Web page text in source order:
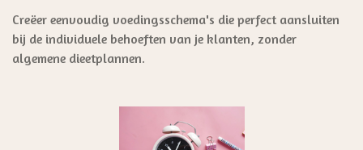
Creëer eenvoudig voedingsschema's die perfect aansluiten
bij de individuele behoeften van je klanten, zonder
algemene dieetplannen.